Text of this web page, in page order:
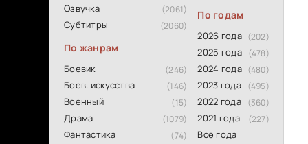
Озвучка (2061)
Субтитры (2060)
По жанрам
Боевик (246)
Боев. искусства (146)
Военный (15)
Драма (1079)
Фантастика (74)
По годам
2026 года (202)
2025 года (478)
2024 года (480)
2023 года (495)
2022 года (360)
2021 года (227)
Все года